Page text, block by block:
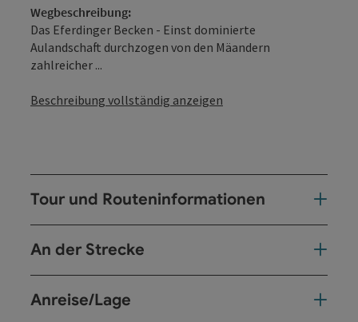
Wegbeschreibung:
Das Eferdinger Becken - Einst dominierte
Aulandschaft durchzogen von den Mäandern
zahlreicher ...
Beschreibung vollständig anzeigen
Tour und Routeninformationen
An der Strecke
Anreise/Lage